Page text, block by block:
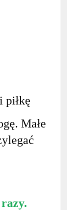
piłkę
Małe